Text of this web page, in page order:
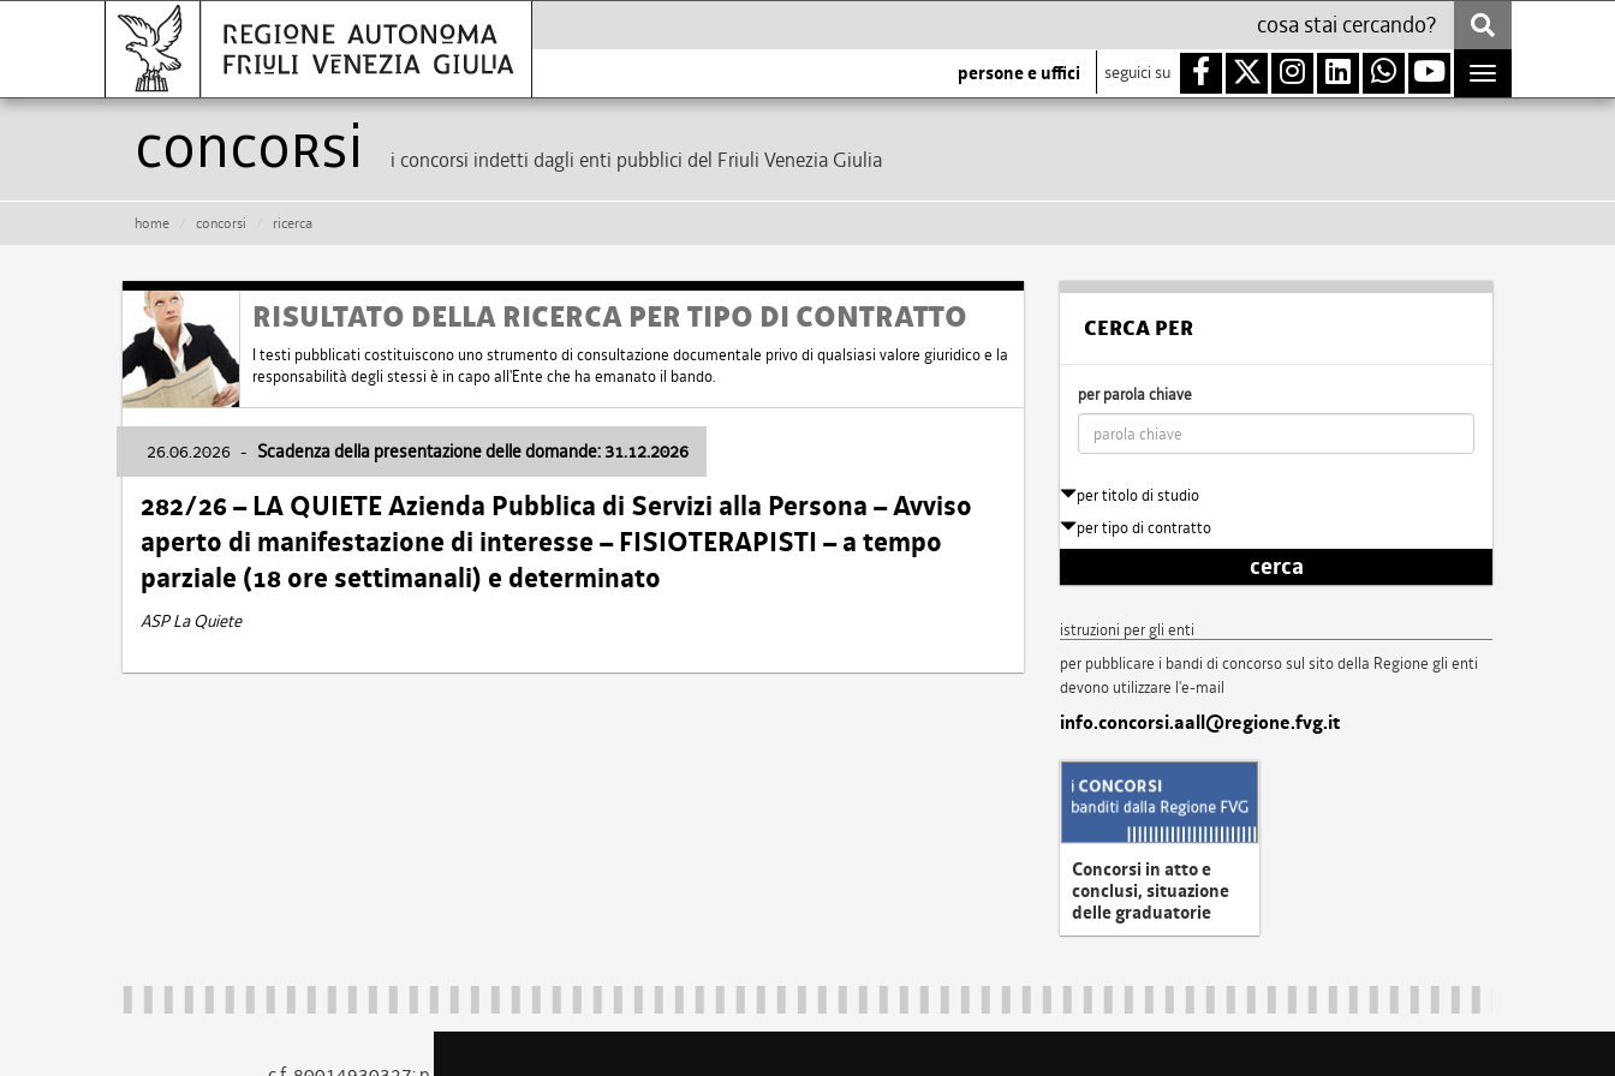
persone e uffici seguici su
Toggle
navigation
Concorsi i concorsi indetti dagli enti pubblici del Friuli Venezia Giulia
home concorsi ricerca
RISULTATO DELLA RICERCA PER TIPO DI CONTRATTO
I testi pubblicati costituiscono uno strumento di consultazione documentale privo di qualsiasi valore giuridico e la
responsabilità degli stessi è in capo all'Ente che ha emanato il bando.
26.06.2026 - Scadenza della presentazione delle domande: 31.12.2026
282/26 – LA QUIETE Azienda Pubblica di Servizi alla Persona – Avviso
aperto di manifestazione di interesse – FISIOTERAPISTI – a tempo
parziale (18 ore settimanali) e determinato
ASP La Quiete
CERCA PER
per parola chiave
per titolo di studio
per tipo di contratto
cerca
istruzioni per gli enti
per pubblicare i bandi di concorso sul sito della Regione gli enti
devono utilizzare l'e-mail
info.concorsi.aall@regione.fvg.it
Concorsi in atto e
conclusi, situazione
delle graduatorie